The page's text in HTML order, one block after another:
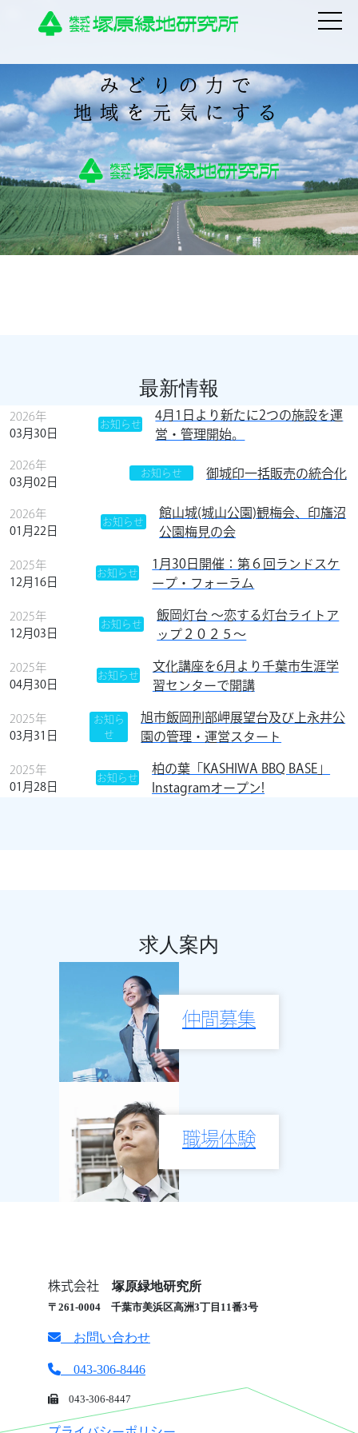
HOME
法人について
運営施設
活動
みどりの力で
地域を元気にする
最新情報
2026年
03月30日
お知らせ
4月1日より新たに2つの施設を運
営・管理開始。
2026年
03月02日
お知らせ 御城印一括販売の統合化
2026年
01月22日
お知らせ
館山城(城山公園)観梅会、印旛沼
公園梅見の会
2025年
12月16日
お知らせ
1月30日開催：第６回ランドスケ
ープ・フォーラム
2025年
12月03日
お知らせ
飯岡灯台 ～恋する灯台ライトア
ップ２０２５～
2025年
04月30日
お知らせ
文化講座を6月より千葉市生涯学
習センターで開講
2025年
03月31日
お知ら
せ
旭市飯岡刑部岬展望台及び上永井公
園の管理・運営スタート
2025年
01月28日
お知らせ
柏の葉「KASHIWA BBQ BASE」
Instagramオープン!
求人案内
仲間募集
職場体験
株式会社 塚原緑地研究所
〒261-0004 千葉市美浜区高洲3丁目11番3号
お問い合わせ
043-306-8446
043-306-8447